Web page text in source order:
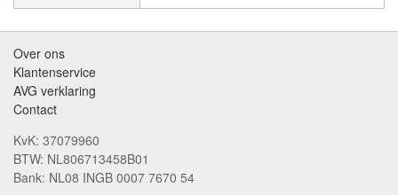
Over ons
Klantenservice
AVG verklaring
Contact
KvK: 37079960
BTW: NL806713458B01
Bank: NL08 INGB 0007 7670 54